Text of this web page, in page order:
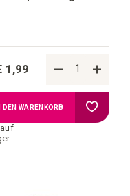
1,99
DEN WARENKORB Zur